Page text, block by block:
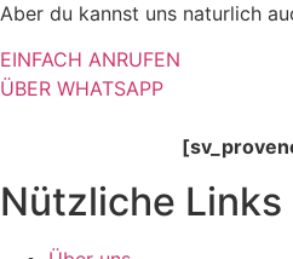
Aber du kannst uns naturlich
EINFACH ANRUFEN
ÜBER WHATSAPP
Nützliche Links